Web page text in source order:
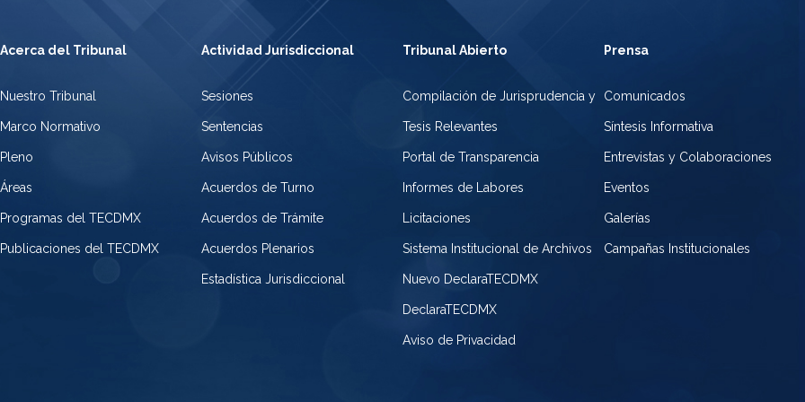
Acerca del Tribunal
Nuestro Tribunal
Marco Normativo
Pleno
Áreas
Programas del TECDMX
Publicaciones del TECDMX
Actividad Jurisdiccional
Sesiones
Sentencias
Avisos Públicos
Acuerdos de Turno
Acuerdos de Trámite
Acuerdos Plenarios
Estadística Jurisdiccional
Tribunal Abierto
Compilación de Jurisprudencia y
Tesis Relevantes
Portal de Transparencia
Informes de Labores
Licitaciones
Sistema Institucional de Archivos
Nuevo DeclaraTECDMX
DeclaraTECDMX
Aviso de Privacidad
Prensa
Comunicados
Síntesis Informativa
Entrevistas y Colaboraciones
Eventos
Galerías
Campañas Institucionales